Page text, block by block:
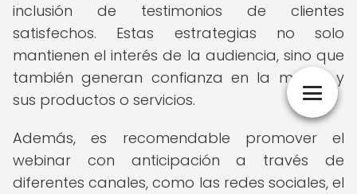
inclusión de testimonios de clientes
satisfechos. Estas estrategias no solo
mantienen el interés de la audiencia, sino que
también generan confianza en la marca y
sus productos o servicios.
Además, es recomendable promover el
webinar con anticipación a través de
diferentes canales, como las redes sociales, el